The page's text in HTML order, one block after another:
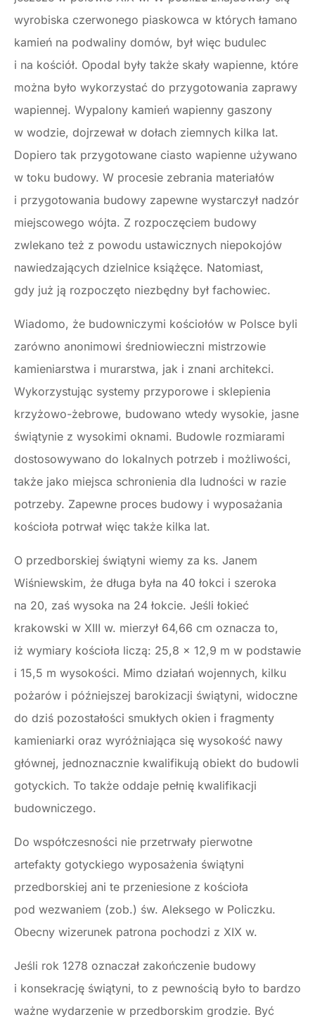
wyrobiska czerwonego piaskowca w których łamano
kamień na podwaliny domów, był więc budulec
i na kościół. Opodal były także skały wapienne, które
można było wykorzystać do przygotowania zaprawy
wapiennej. Wypalony kamień wapienny gaszony
w wodzie, dojrzewał w dołach ziemnych kilka lat.
Dopiero tak przygotowane ciasto wapienne używano
w toku budowy. W procesie zebrania materiałów
i przygotowania budowy zapewne wystarczył nadzór
miejscowego wójta. Z rozpoczęciem budowy
zwlekano też z powodu ustawicznych niepokojów
nawiedzających dzielnice książęce. Natomiast,
gdy już ją rozpoczęto niezbędny był fachowiec.
Wiadomo, że budowniczymi kościołów w Polsce byli
zarówno anonimowi średniowieczni mistrzowie
kamieniarstwa i murarstwa, jak i znani architekci.
Wykorzystując systemy przyporowe i sklepienia
krzyżowo-żebrowe, budowano wtedy wysokie, jasne
świątynie z wysokimi oknami. Budowle rozmiarami
dostosowywano do lokalnych potrzeb i możliwości,
także jako miejsca schronienia dla ludności w razie
potrzeby. Zapewne proces budowy i wyposażania
kościoła potrwał więc także kilka lat.
O przedborskiej świątyni wiemy za ks. Janem
Wiśniewskim, że długa była na 40 łokci i szeroka
na 20, zaś wysoka na 24 łokcie. Jeśli łokieć
krakowski w XIII w. mierzył 64,66 cm oznacza to,
iż wymiary kościoła liczą: 25,8 x 12,9 m w podstawie
i 15,5 m wysokości. Mimo działań wojennych, kilku
pożarów i późniejszej barokizacji świątyni, widoczne
do dziś pozostałości smukłych okien i fragmenty
kamieniarki oraz wyróżniająca się wysokość nawy
głównej, jednoznacznie kwalifikują obiekt do budowli
gotyckich. To także oddaje pełnię kwalifikacji
budowniczego.
Do współczesności nie przetrwały pierwotne
artefakty gotyckiego wyposażenia świątyni
przedborskiej ani te przeniesione z kościoła
pod wezwaniem (zob.) św. Aleksego w Policzku.
Obecny wizerunek patrona pochodzi z XIX w.
Jeśli rok 1278 oznaczał zakończenie budowy
i konsekrację świątyni, to z pewnością było to bardzo
ważne wydarzenie w przedborskim grodzie. Być